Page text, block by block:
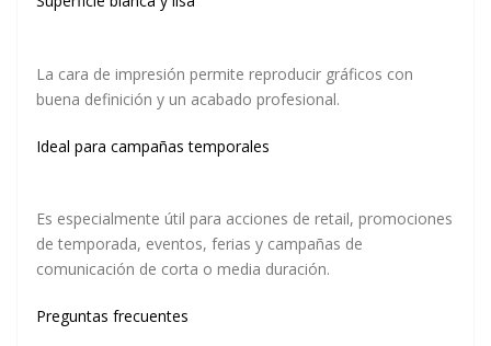
La cara de impresión permite reproducir gráficos con
buena definición y un acabado profesional.
Ideal para campañas temporales
Es especialmente útil para acciones de retail, promociones
de temporada, eventos, ferias y campañas de
comunicación de corta o media duración.
Preguntas frecuentes